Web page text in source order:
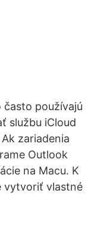
často používajú
službu iCloud
zariadenia
Outlook
na Macu. K
vytvoriť vlastné